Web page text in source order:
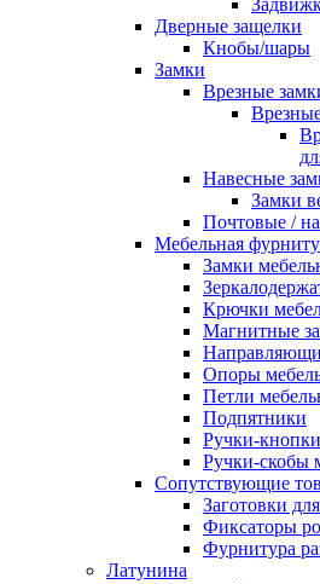
Дверные защелки
Кнобы/шары
Замки
Врезные
Навесные
Замки
Почтовые /
Мебельная
Замки
Крючки
Магнитные
Опоры
Петли
Подпятники
Ручки-
Ручки-скобы
Сопутствующие
Заготовки
Фиксаторы
Фурнитура
Латунина